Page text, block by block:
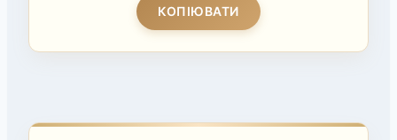
КОПІЮВАТИ